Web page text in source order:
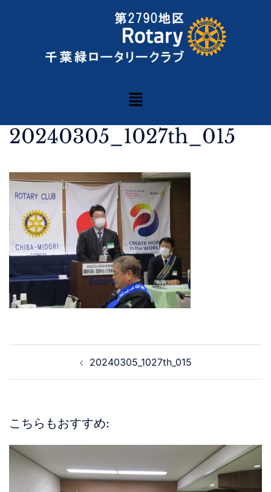
20240305_1027th_015
20240305_1027th_015
こちらもおすすめ: